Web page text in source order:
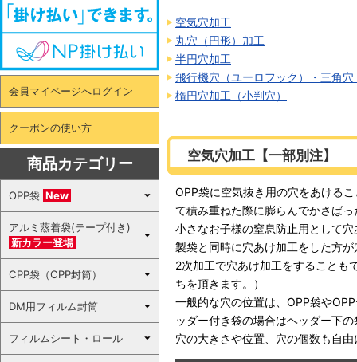
空気穴加工
丸穴（円形）加工
半円穴加工
飛行機穴（ユーロフック）・三角
楕円穴加工（小判穴）
空気穴加工【一部別注】
OPP袋に空気抜き用の穴をあける
て積み重ねた際に膨らんでかさば
小さなお子様の窒息防止用として
製袋と同時に穴あけ加工をした方
2次加工で穴あけ加工をすることも
ちを頂きます。）
一般的な穴の位置は、OPP袋や
ッダー付き袋の場合はヘッダー下
穴の大きさや位置、穴の個数も自
会員マイページへログイン
クーポンの使い方
商品カテゴリー
OPP袋 New
アルミ蒸着袋(テープ付き)
新カラー登場
CPP袋（CPP封筒）
DM用フィルム封筒
フィルムシート・ロール